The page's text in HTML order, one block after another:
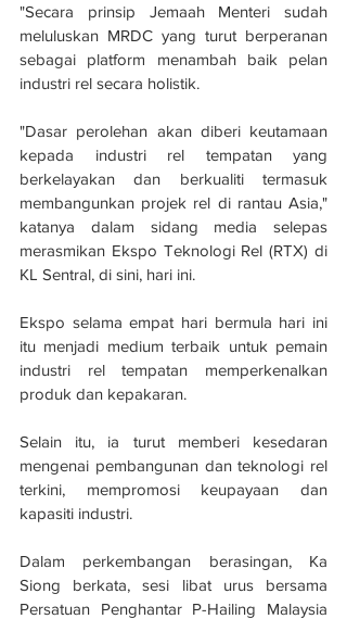
"Secara prinsip Jemaah Menteri sudah
meluluskan MRDC yang turut berperanan
sebagai platform menambah baik pelan
industri rel secara holistik.
"Dasar perolehan akan diberi keutamaan
kepada industri rel tempatan yang
berkelayakan dan berkualiti termasuk
membangunkan projek rel di rantau Asia,"
katanya dalam sidang media selepas
merasmikan Ekspo Teknologi Rel (RTX) di
KL Sentral, di sini, hari ini.
Ekspo selama empat hari bermula hari ini
itu menjadi medium terbaik untuk pemain
industri rel tempatan memperkenalkan
produk dan kepakaran.
Selain itu, ia turut memberi kesedaran
mengenai pembangunan dan teknologi rel
terkini, mempromosi keupayaan dan
kapasiti industri.
Dalam perkembangan berasingan, Ka
Siong berkata, sesi libat urus bersama
Persatuan Penghantar P-Hailing Malaysia